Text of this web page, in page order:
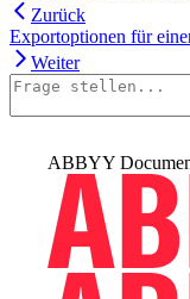
Zurück
Exportoptionen für
Weiter
ABBYY